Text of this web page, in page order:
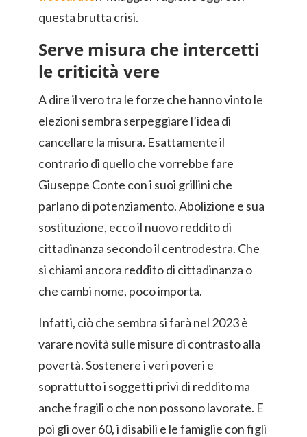
questa brutta crisi.
Serve misura che intercetti
le criticità vere
A dire il vero tra le forze che hanno vinto le
elezioni sembra serpeggiare l’idea di
cancellare la misura. Esattamente il
contrario di quello che vorrebbe fare
Giuseppe Conte con i suoi grillini che
parlano di potenziamento. Abolizione e sua
sostituzione, ecco il nuovo reddito di
cittadinanza secondo il centrodestra. Che
si chiami ancora reddito di cittadinanza o
che cambi nome, poco importa.
Infatti, ciò che sembra si farà nel 2023 è
varare novità sulle misure di contrasto alla
povertà. Sostenere i veri poveri e
soprattutto i soggetti privi di reddito ma
anche fragili o che non possono lavorate. E
poi gli over 60, i disabili e le famiglie con figli